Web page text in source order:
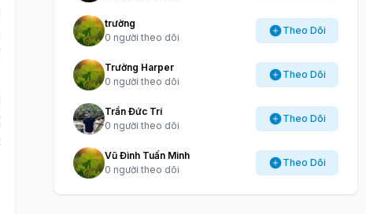
trường
0 người theo dõi
Theo Dõi
Trường Harper
0 người theo dõi
Theo Dõi
Trần Đức Trí
0 người theo dõi
Theo Dõi
Vũ Đình Tuấn Minh
0 người theo dõi
Theo Dõi